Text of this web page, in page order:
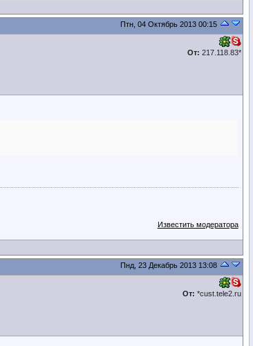
Птн, 04 Октябрь 2013 00:15
От: 217.118.83*
Известить модератора
Пнд, 23 Декабрь 2013 13:08
От: *cust.tele2.ru